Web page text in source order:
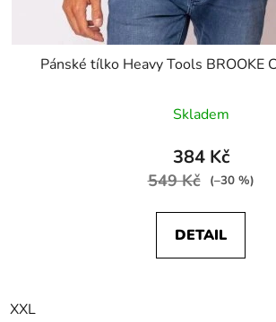
Pánské tílko Heavy Tools BROOKE
Skladem
384 Kč
549 Kč (–30 %)
DETAIL
XXL